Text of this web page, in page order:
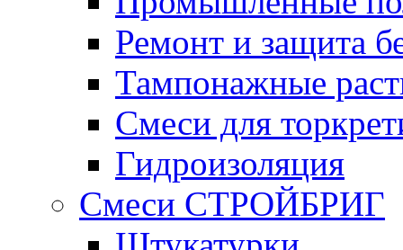
Ремонт и защита
Тампонажные
Смеси для
Гидроизоляция
Смеси СТРОЙБРИГ